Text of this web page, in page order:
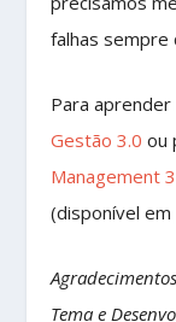
falhas sempre
Para
Gestão 3.0ou
Management
(disponível
Tema e